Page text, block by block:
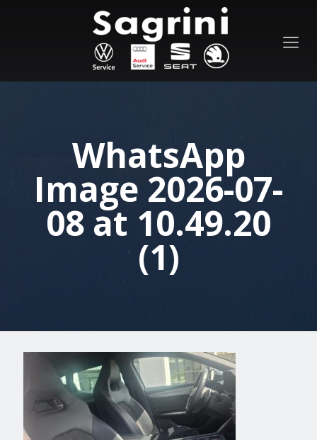
WhatsApp
Image 2026-07-
08 at 10.49.20
(1)